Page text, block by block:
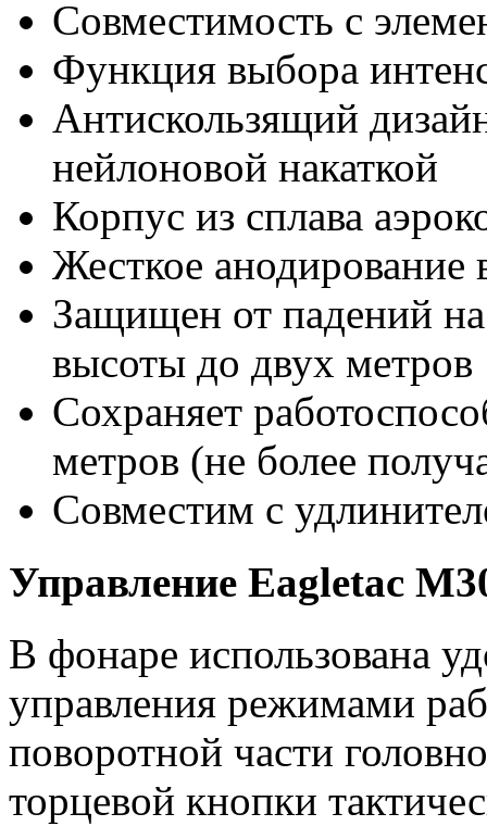
Совместимость с
Функция выбора
Антискользящий
нейлоновой накаткой
Корпус из сплава
Жесткое анодирование
Защищен от падений
высоты до двух метров
Сохраняет
метров (не более
Совместим с
Управление Eagletac
В фонаре использована
управления режимами
поворотной части
торцевой кнопки